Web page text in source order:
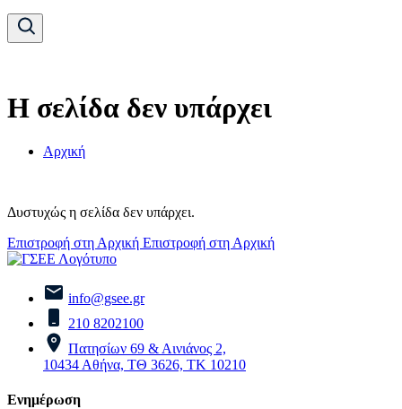
Η σελίδα δεν υπάρχει
Αρχική
Δυστυχώς η σελίδα δεν υπάρχει.
Επιστροφή στη Αρχική Επιστροφή στη Αρχική
info@gsee.gr
210 8202100
Πατησίων 69 & Αινιάνος 2,
10434 Αθήνα, ΤΘ 3626, ΤΚ 10210
Ενημέρωση